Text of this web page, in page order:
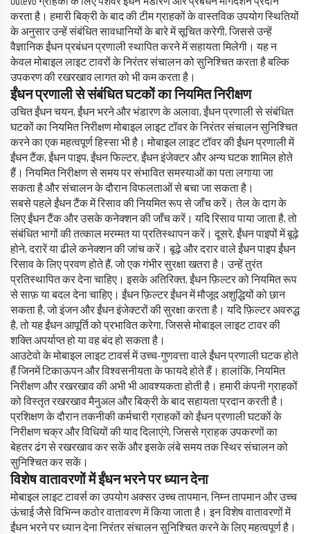
करता है। हमारी बिक्री के बाद की टीम ग्राहकों के वास्तविक उपयोग स्थितियों
के अनुसार उन्हें संबंधित सावधानियों के बारे में सूचित करेगी, जिससे उन्हें
वैज्ञानिक ईंधन प्रबंधन प्रणाली स्थापित करने में सहायता मिलेगी। यह न
केवल मोबाइल लाइट टावरों के निरंतर संचालन को सुनिश्चित करता है बल्कि
उपकरण की रखरखाव लागत को भी कम करता है।
ईंधन प्रणाली से संबंधित घटकों का नियमित निरीक्षण
उचित ईंधन चयन, ईंधन भरने और भंडारण के अलावा, ईंधन प्रणाली से संबंधित
घटकों का नियमित निरीक्षण मोबाइल लाइट टॉवर के निरंतर संचालन सुनिश्चित
करने का एक महत्वपूर्ण हिस्सा भी है। मोबाइल लाइट टॉवर की ईंधन प्रणाली में
ईंधन टैंक, ईंधन पाइप, ईंधन फिल्टर, ईंधन इंजेक्टर और अन्य घटक शामिल होते
हैं। नियमित निरीक्षण से समय पर संभावित समस्याओं का पता लगाया जा
सकता है और संचालन के दौरान विफलताओं से बचा जा सकता है।
सबसे पहले ईंधन टैंक में रिसाव की नियमित रूप से जाँच करें। तेल के दाग के
लिए ईंधन टैंक और उसके कनेक्शन की जाँच करें। यदि रिसाव पाया जाता है, तो
संबंधित भागों की तत्काल मरम्मत या प्रतिस्थापन करें। दूसरे, ईंधन पाइपों में बूढ़े
होने, दरारें या ढीले कनेक्शन की जांच करें। बूढ़े और दरार वाले ईंधन पाइप ईंधन
रिसाव के लिए प्रवण होते हैं, जो एक गंभीर सुरक्षा खतरा है। उन्हें तुरंत
प्रतिस्थापित कर देना चाहिए। इसके अतिरिक्त, ईंधन फ़िल्टर को नियमित रूप
से साफ़ या बदल देना चाहिए। ईंधन फ़िल्टर ईंधन में मौजूद अशुद्धियों को छान
सकता है, जो इंजन और ईंधन इंजेक्टरों की सुरक्षा करता है। यदि फ़िल्टर अवरुद्ध
है, तो यह ईंधन आपूर्ति को प्रभावित करेगा, जिससे मोबाइल लाइट टावर की
शक्ति अपर्याप्त हो या वह बंद हो सकता है।
आउटेवो के मोबाइल लाइट टावर्स में उच्च-गुणवत्ता वाले ईंधन प्रणाली घटक होते
हैं जिनमें टिकाऊपन और विश्वसनीयता के फायदे होते हैं। हालांकि, नियमित
निरीक्षण और रखरखाव की अभी भी आवश्यकता होती है। हमारी कंपनी ग्राहकों
को विस्तृत रखरखाव मैनुअल और बिक्री के बाद सहायता प्रदान करती है।
प्रशिक्षण के दौरान तकनीकी कर्मचारी ग्राहकों को ईंधन प्रणाली घटकों के
निरीक्षण चक्र और विधियों की याद दिलाएंगे, जिससे ग्राहक उपकरणों का
बेहतर ढंग से रखरखाव कर सकें और इसके लंबे समय तक स्थिर संचालन को
सुनिश्चित कर सकें।
विशेष वातावरणों में ईंधन भरने पर ध्यान देना
मोबाइल लाइट टावर्स का उपयोग अक्सर उच्च तापमान, निम्न तापमान और उच्च
ऊंचाई जैसे विभिन्न कठोर वातावरण में किया जाता है। इन विशेष वातावरणों में
ईंधन भरने पर ध्यान देना निरंतर संचालन सुनिश्चित करने के लिए महत्वपूर्ण है।